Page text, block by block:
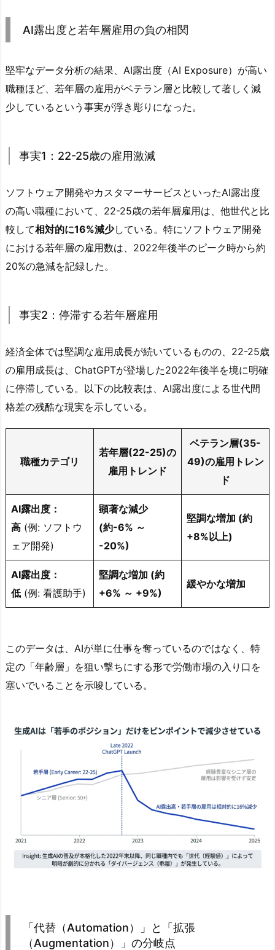
AI露出度と若年層雇用の負の相関
堅牢なデータ分析の結果、AI露出度（AI Exposure）が高い
職種ほど、若年層の雇用がベテラン層と比較して著しく減
少しているという事実が浮き彫りになった。
事実1：22-25歳の雇用激減
ソフトウェア開発やカスタマーサービスといったAI露出度
の高い職種において、22-25歳の若年層雇用は、他世代と比
較して相対的に16%減少している。特にソフトウェア開発
における若年層の雇用数は、2022年後半のピーク時から約
20%の急減を記録した。
事実2：停滞する若年層雇用
経済全体では堅調な雇用成長が続いているものの、22-25歳
の雇用成長は、ChatGPTが登場した2022年後半を境に明確
に停滞している。以下の比較表は、AI露出度による世代間
格差の残酷な現実を示している。
職種カテゴリ
若年層(22-25)の
雇用トレンド
ベテラン層(35-
49)の雇用トレン
ド
AI露出度：
高 (例: ソフトウ
ェア開発)
顕著な減少
(約-6% ～
-20%)
堅調な増加 (約
+8%以上)
AI露出度：
低 (例: 看護助手)
堅調な増加 (約
+6% ～ +9%)
緩やかな増加
このデータは、AIが単に仕事を奪っているのではなく、特
定の「年齢層」を狙い撃ちにする形で労働市場の入り口を
塞いでいることを示唆している。
「代替（Automation）」と「拡張
（Augmentation）」の分岐点